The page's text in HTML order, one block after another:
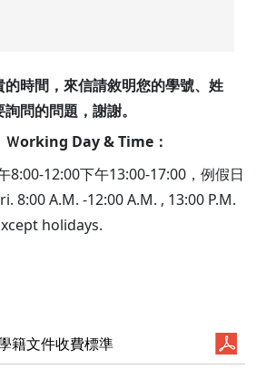
時間，來信請敘明您的學號、姓
問的問題，謝謝。
orking Day & Time：
8:00-12:00下午13:00-17:00，例假日
8:00 A.M. -12:00 A.M. , 13:00 P.M.
holidays.
籍文件收費標準